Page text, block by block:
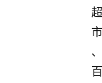
超
市
、
百